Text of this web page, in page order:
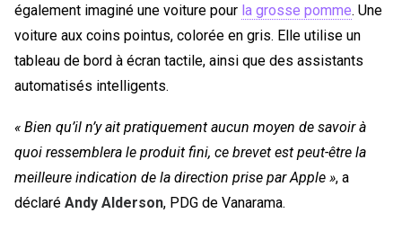
également imaginé une voiture pour la grosse pomme. Une
voiture aux coins pointus, colorée en gris. Elle utilise un
tableau de bord à écran tactile, ainsi que des assistants
automatisés intelligents.
« Bien qu’il n’y ait pratiquement aucun moyen de savoir à
quoi ressemblera le produit fini, ce brevet est peut-être la
meilleure indication de la direction prise par Apple », a
déclaré Andy Alderson, PDG de Vanarama.